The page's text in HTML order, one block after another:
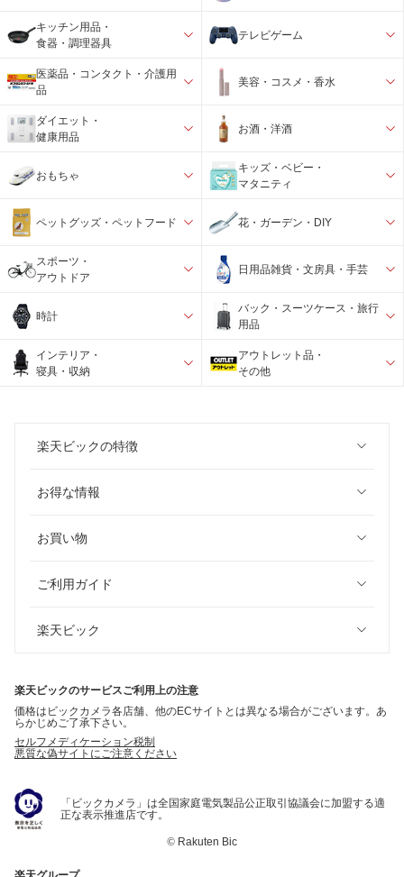
キッチン用品・
食器・調理器具
テレビゲーム
医薬品・コンタクト・介護用
品
美容・コスメ・香水
ダイエット・
健康用品
お酒・洋酒
おもちゃ
キッズ・ベビー・
マタニティ
ペットグッズ・ペットフード 花・ガーデン・DIY
スポーツ・
アウトドア
日用品雑貨・文房具・手芸
時計
バック・スーツケース・旅行
用品
インテリア・
寝具・収納
アウトレット品・
その他
楽天ビックの特徴
お得な情報
お買い物
ご利用ガイド
楽天ビック
楽天ビックのサービスご利用上の注意
価格はビックカメラ各店舗、他のECサイトとは異なる場合がございます。あ
らかじめご了承下さい。
セルフメディケーション税制
悪質な偽サイトにご注意ください
「ビックカメラ」は全国家庭電気製品公正取引協議会に加盟する適
正な表示推進店です。
© Rakuten Bic